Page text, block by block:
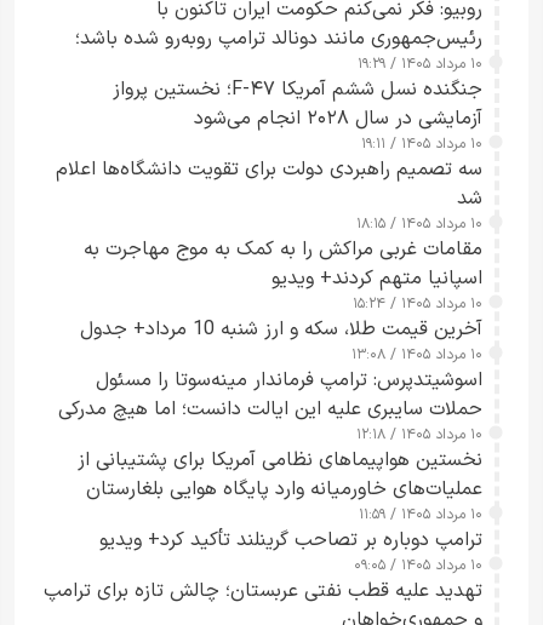
روبیو: فکر نمی‌کنم حکومت ایران تاکنون با
رئیس‌جمهوری مانند دونالد ترامپ روبه‌رو شده باشد؛
کسی که واقعاً دست به اقدام می‌زند
۱۰ مرداد ۱۴۰۵ / ۱۹:۲۹
جنگنده نسل ششم آمریکا F-۴۷؛ نخستین پرواز
آزمایشی در سال ۲۰۲۸ انجام می‌شود
۱۰ مرداد ۱۴۰۵ / ۱۹:۱۱
سه تصمیم راهبردی دولت برای تقویت دانشگاه‌ها اعلام
شد
۱۰ مرداد ۱۴۰۵ / ۱۸:۱۵
مقامات غربی مراکش را به کمک به موج مهاجرت به
اسپانیا متهم کردند+ ویدیو
۱۰ مرداد ۱۴۰۵ / ۱۵:۲۴
آخرین قیمت طلا، سکه و ارز شنبه 10 مرداد+ جدول
۱۰ مرداد ۱۴۰۵ / ۱۳:۰۸
اسوشیتدپرس: ترامپ فرماندار مینه‌سوتا را مسئول
حملات سایبری علیه این ایالت دانست؛ اما هیچ مدرکی
ارائه نکرد
۱۰ مرداد ۱۴۰۵ / ۱۲:۱۸
نخستین هواپیماهای نظامی آمریکا برای پشتیبانی از
عملیات‌های خاورمیانه وارد پایگاه هوایی بلغارستان
شدند
۱۰ مرداد ۱۴۰۵ / ۱۱:۵۹
ترامپ دوباره بر تصاحب گرینلند تأکید کرد+ ویدیو
۱۰ مرداد ۱۴۰۵ / ۰۹:۰۵
تهدید علیه قطب نفتی عربستان؛ چالش تازه برای ترامپ